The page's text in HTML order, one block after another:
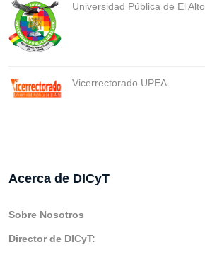
Universidad Pública de El Alto
Vicerrectorado UPEA
Acerca de DICyT
Sobre Nosotros
Director de DICyT: